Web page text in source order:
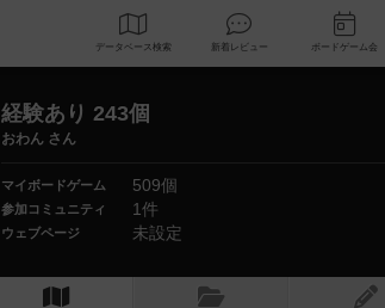
データベース 検索 新着レビュー
経験あり 243個
おわん さん
マイボードゲーム 509個
参加コミュニティ 1件
ウェブページ 未設定